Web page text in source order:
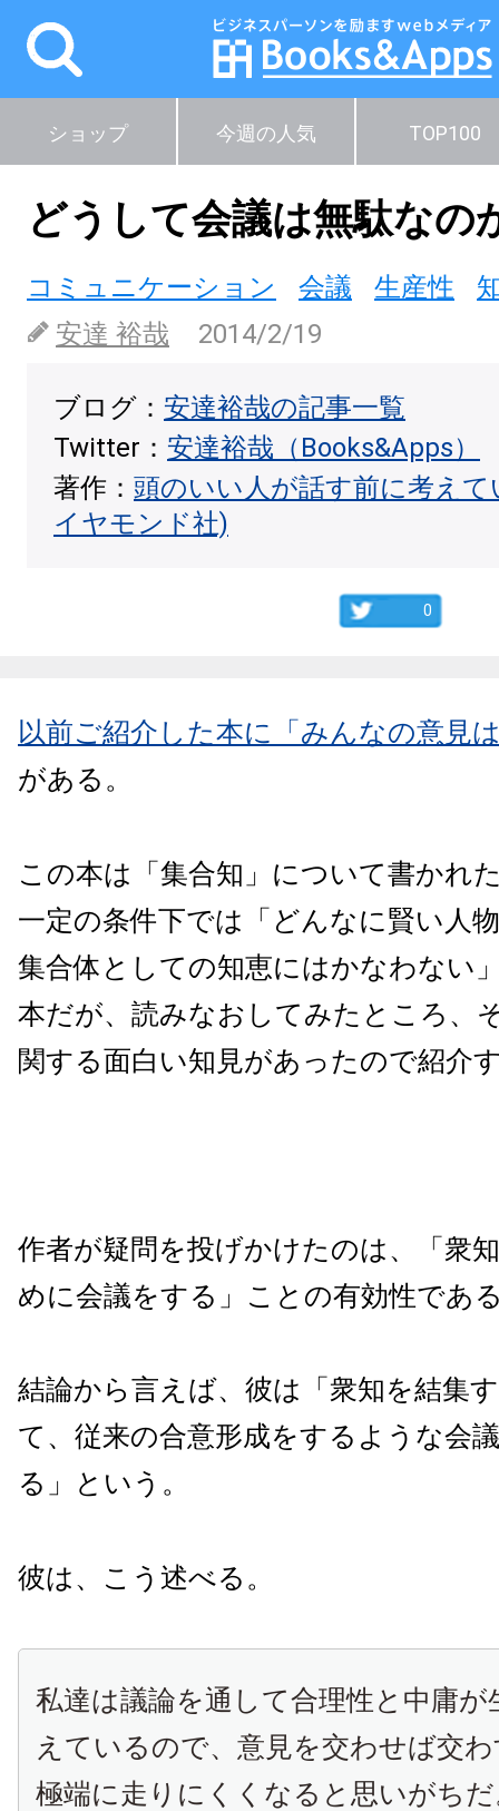
ショップ 今週の人気 TOP100
どうして会議は無駄なの
コミュニケーション 会議 生産性
安達 裕哉
2014/2/19
ブログ： 安達裕哉の記事一覧
Twitter： 安達裕哉（Books&Apps）
著作： 頭のいい人が話す前に考え
イヤモンド社)
0
以前ご紹介した本に「みんなの意見
がある。
この本は「集合知」について書かれ
一定の条件下では「どんなに賢い人
集合体としての知恵にはかなわない
本だが、読みなおしてみたところ、
関する面白い知見があったので紹介
作者が疑問を投げかけたのは、「衆
めに会議をする」ことの有効性であ
結論から言えば、彼は「衆知を結集
て、従来の合意形成をするような会
る」という。
彼は、こう述べる。
私達は議論を通して合理性と中庸
えているので、意見を交わせば交
極端に走りにくくなると思いがち